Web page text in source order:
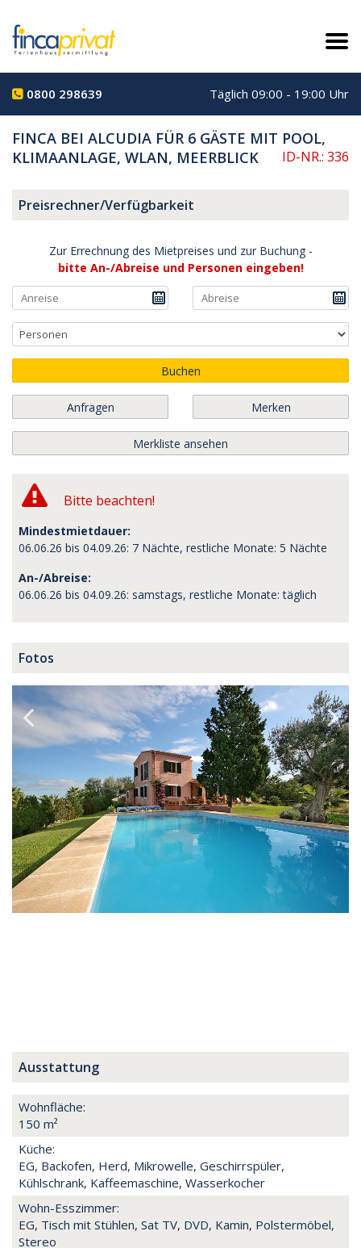
0800 298639 Täglich 09:00 - 19:00 Uhr
FINCA BEI ALCUDIA FÜR 6 GÄSTE MIT POOL,
KLIMAANLAGE, WLAN, MEERBLICK
ID-NR.: 336
Preisrechner/Verfügbarkeit
Zur Errechnung des Mietpreises und zur Buchung -
bitte An-/Abreise und Personen eingeben!
Buchen
Anfragen Merken
Merkliste ansehen
Bitte beachten!
Mindestmietdauer:
06.06.26 bis 04.09.26: 7 Nächte, restliche Monate: 5 Nächte
An-/Abreise:
06.06.26 bis 04.09.26: samstags, restliche Monate: täglich
Fotos
Ausstattung
Wohnfläche:
150 m²
Küche:
EG, Backofen, Herd, Mikrowelle, Geschirrspüler,
Kühlschrank, Kaffeemaschine, Wasserkocher
Wohn-Esszimmer:
EG, Tisch mit Stühlen, Sat TV, DVD, Kamin, Polstermöbel,
Stereo